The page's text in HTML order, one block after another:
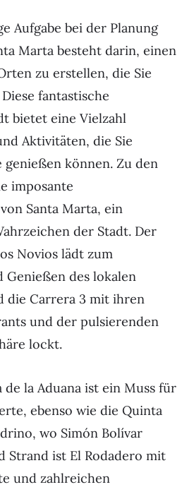
Aufgabe bei der Planung
Marta besteht darin, einen
zu erstellen, die Sie
fantastische
bietet eine Vielzahl
Aktivitäten, die Sie
genießen können. Zu den
imposante
Santa Marta, ein
der Stadt. Der
Novios lädt zum
Genießen des lokalen
die Carrera 3 mit ihren
und der pulsierenden
lockt.
de la Aduana ist ein Muss für
ebenso wie die Quinta
wo Simón Bolívar
Strand ist El Rodadero mit
und zahlreichen